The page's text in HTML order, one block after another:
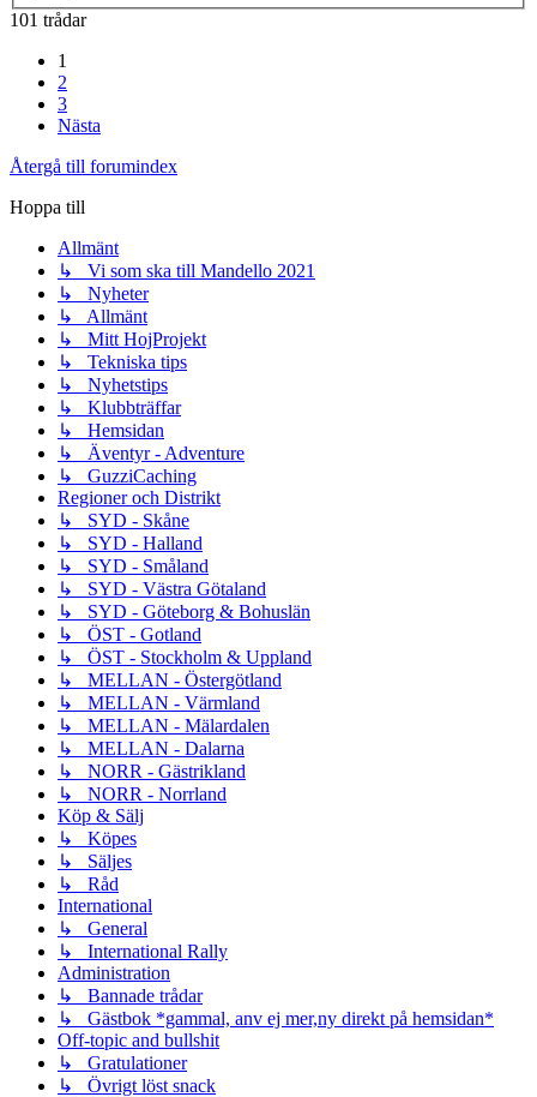
101 trådar
1
2
3
Nästa
Återgå till forumindex
Hoppa till
Allmänt
↳ Vi som ska till Mandello 2021
↳ Nyheter
↳ Allmänt
↳ Mitt HojProjekt
↳ Tekniska tips
↳ Nyhetstips
↳ Klubbträffar
↳ Hemsidan
↳ Äventyr - Adventure
↳ GuzziCaching
Regioner och Distrikt
↳ SYD - Skåne
↳ SYD - Halland
↳ SYD - Småland
↳ SYD - Västra Götaland
↳ SYD - Göteborg & Bohuslän
↳ ÖST - Gotland
↳ ÖST - Stockholm & Uppland
↳ MELLAN - Östergötland
↳ MELLAN - Värmland
↳ MELLAN - Mälardalen
↳ MELLAN - Dalarna
↳ NORR - Gästrikland
↳ NORR - Norrland
Köp & Sälj
↳ Köpes
↳ Säljes
↳ Råd
International
↳ General
↳ International Rally
Administration
↳ Bannade trådar
↳ Gästbok *gammal, anv ej mer,ny direkt på hemsidan*
Off-topic and bullshit
↳ Gratulationer
↳ Övrigt löst snack